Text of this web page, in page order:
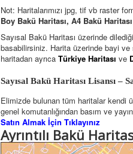
Not: Haritalarımızı jpg, tif vb raster
Boy Bakü Haritası, A4 Bakü
Sayısal Bakü Haritası üzerinde
basabilirsiniz. Harita üzerinde bayi ve
haritadan ayrıca Türkiye Haritası ve
Sayısal Bakü Haritası
Elimizde bulunan tüm haritalar kendi
genel komutanlığından basım ve
Satın Almak İçin Tıklayınız
Ayrıntılı Bakü